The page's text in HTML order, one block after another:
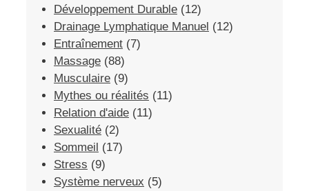
Développement Durable (12)
Drainage Lymphatique Manuel (12)
Entraînement (7)
Massage (88)
Musculaire (9)
Mythes ou réalités (11)
Relation d'aide (11)
Sexualité (2)
Sommeil (17)
Stress (9)
Système nerveux (5)